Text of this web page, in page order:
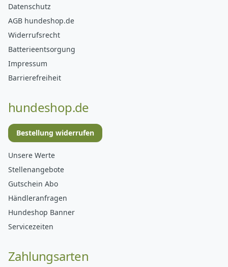
Datenschutz
AGB hundeshop.de
Widerrufsrecht
Batterieentsorgung
Impressum
Barrierefreiheit
hundeshop.de
Bestellung widerrufen
Unsere Werte
Stellenangebote
Gutschein Abo
Händleranfragen
Hundeshop Banner
Servicezeiten
Zahlungsarten